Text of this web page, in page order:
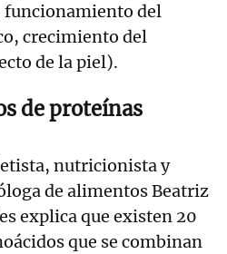
funcionamiento del
crecimiento del
de la piel).
de proteínas
nutricionista y
de alimentos Beatriz
explica que existen 20
que se combinan